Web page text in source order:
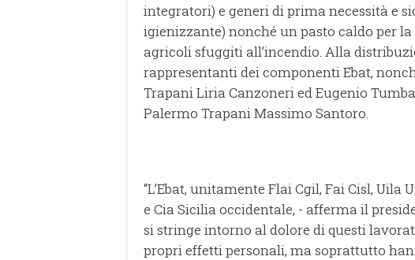
integratori) e generi di prima necessità e
igienizzante) nonché un pasto caldo per
agricoli sfuggiti all’incendio. Alla
rappresentanti dei componenti Ebat,
Trapani Liria Canzoneri ed Eugenio
Palermo Trapani Massimo Santoro.
“L’Ebat, unitamente Flai Cgil, Fai Cisl,
e Cia Sicilia occidentale, - afferma il
si stringe intorno al dolore di questi
propri effetti personali, ma soprattutto